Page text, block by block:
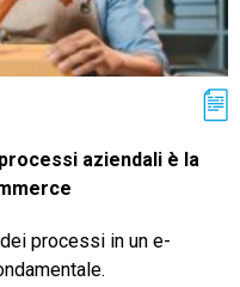
aziendali è la
processi in un e-